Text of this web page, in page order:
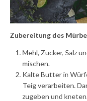
Zubereitung des
Mehl, Zucker, Salz
mischen.
Kalte Butter in
Teig verarbeiten.
zugeben und